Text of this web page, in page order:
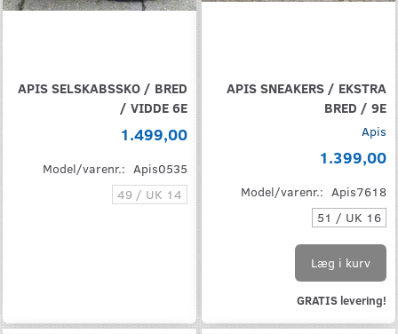
APIS SELSKABSSKO / BRED
/ VIDDE 6E
1.499,00
Model/varenr.: Apis0535
49 / UK 14
APIS SNEAKERS / EKSTRA
BRED / 9E
Apis
1.399,00
Model/varenr.: Apis7618
51 / UK 16
Læg i kurv
GRATIS levering!